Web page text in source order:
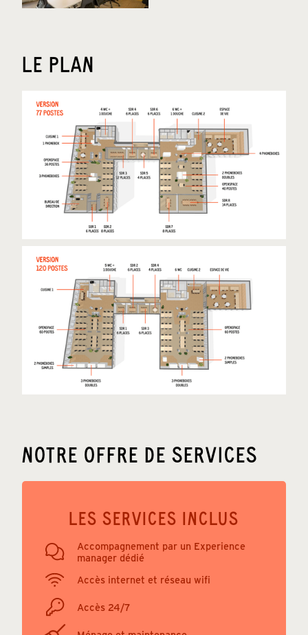
LE PLAN
NOTRE OFFRE DE SERVICES
LES SERVICES INCLUS
Accompagnement par un Experience
manager dédié
Accès internet et réseau wifi
Accès 24/7